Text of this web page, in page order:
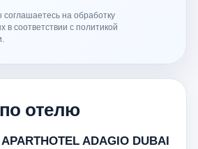
на обработку
в соответствии с политикой
отелю
ADAGIO DUBAI